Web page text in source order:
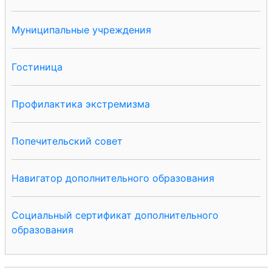
Муниципальные учреждения
Гостиница
Профилактика экстремизма
Попечительский совет
Навигатор дополнительного образования
Социальный сертификат дополнительного
образования